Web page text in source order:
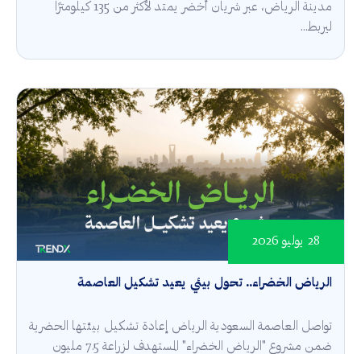
مدينة الرياض، عبر شريان أخضر يمتد لأكثر من 135 كيلومترًا
ليربط...
الرياض الخضراء.. تحول بيئي يعيد تشكيل العاصمة
28 يوليو 2026
تواصل العاصمة السعودية الرياض إعادة تشكيل بيئتها الحضرية
ضمن مشروع "الرياض الخضراء" المستهدف لزراعة 7.5 مليون